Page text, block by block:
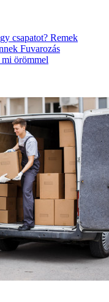
csapatot? Remek
Fuvarozás
örömmel